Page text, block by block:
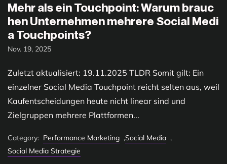
Mehr als ein Touchpoint: Warum brauc
hen Unternehmen mehrere Social Medi
a Touchpoints?
Nov. 19, 2025
Zuletzt aktualisiert: 19.11.2025 TLDR Somit gilt: Ein
einzelner Social Media Touchpoint reicht selten aus, weil
Kaufentscheidungen heute nicht linear sind und
Zielgruppen mehrere Plattformen...
Category: Performance Marketing ,Social Media ,
Social Media Strategie